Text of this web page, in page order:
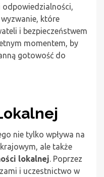
które
i bezpieczeństwem
momentem, by
gotowość do
nie tylko wpływa na
ale także
lokalnej. Poprzez
i uczestnictwo w